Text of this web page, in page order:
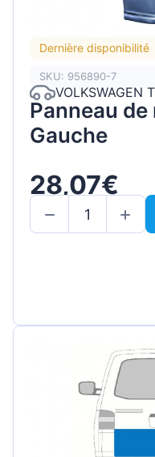
Dernière disponibilité
SKU: 956890-7
VOLKSWAGEN
Panneau
Gauche
28,07€